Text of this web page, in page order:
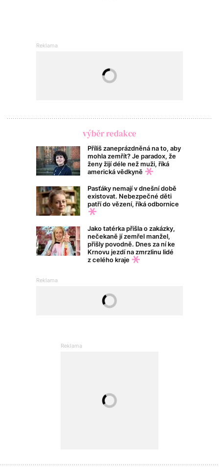
výběr redakce
Příliš zaneprázdněná na to, aby
mohla zemřít? Je paradox, že
ženy žijí déle než muži, říká
americká vědkyně
Pasťáky nemají v dnešní době
existovat. Nebezpečné děti
patří do vězení, říká odbornice
Jako tatérka přišla o zakázky,
nečekaně jí zemřel manžel,
přišly povodně. Dnes za ní ke
Krnovu jezdí na zmrzlinu lidé
z celého kraje